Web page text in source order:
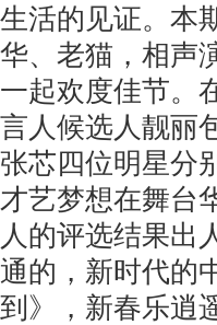
生活的见证。本
华、老猫，相声
一起欢度佳节。
言人候选人靓丽
张芯四位明星分
才艺梦想在舞台
人的评选结果出
通的，新时代的
到》，新春乐逍